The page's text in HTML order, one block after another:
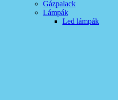
Gázpalack
Lámpák
Led lámpák